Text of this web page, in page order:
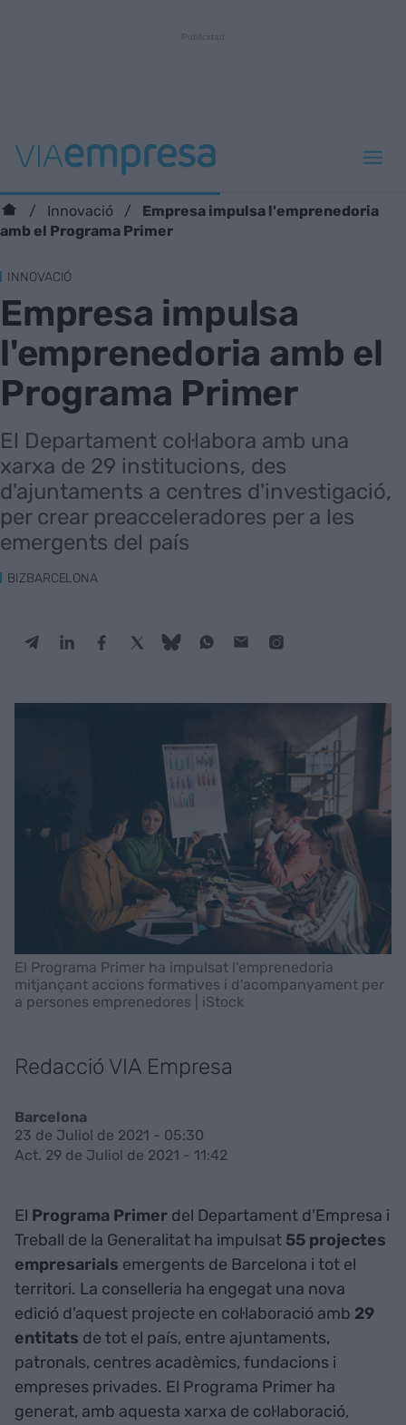
Innovació
Empresa impulsa l'emprenedoria
amb el Programa Primer
INNOVACIÓ
Empresa impulsa
l'emprenedoria amb el
Programa Primer
El Departament col·labora amb una
xarxa de 29 institucions, des
d'ajuntaments a centres d'investigació,
per crear preacceleradores per a les
emergents del país
BIZBARCELONA
El Programa Primer ha impulsat l'emprenedoria
mitjançant accions formatives i d'acompanyament per
a persones emprenedores | iStock
Redacció VIA Empresa
Barcelona
23 de Juliol de 2021 - 05:30
Act. 29 de Juliol de 2021 - 11:42
El Programa Primer del Departament d'Empresa i
Treball de la Generalitat ha impulsat 55 projectes
empresarials emergents de Barcelona i tot el
territori. La conselleria ha engegat una nova
edició d'aquest projecte en col·laboració amb 29
entitats de tot el país, entre ajuntaments,
patronals, centres acadèmics, fundacions i
empreses privades. El Programa Primer ha
generat, amb aquesta xarxa de col·laboració,